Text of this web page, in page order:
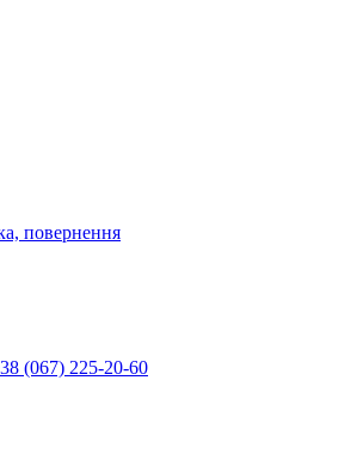
повернення
(067) 225-20-60